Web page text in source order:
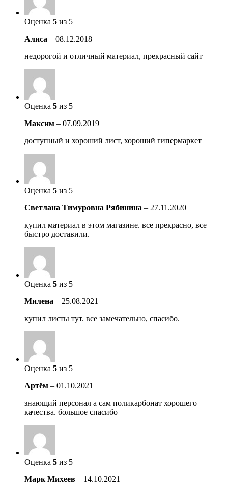
Оценка 5 из 5
Алиса – 08.12.2018
недорогой и отличный материал, прекрасный сайт
Оценка 5 из 5
Максим – 07.09.2019
доступный и хороший лист, хороший гипермаркет
Оценка 5 из 5
Светлана Тимуровна Рябинина – 27.11.2020
купил материал в этом магазине. все прекрасно, все
быстро доставили.
Оценка 5 из 5
Милена – 25.08.2021
купил листы тут. все замечательно, спасибо.
Оценка 5 из 5
Артём – 01.10.2021
знающий персонал а сам поликарбонат хорошего
качества. большое спасибо
Оценка 5 из 5
Марк Михеев – 14.10.2021